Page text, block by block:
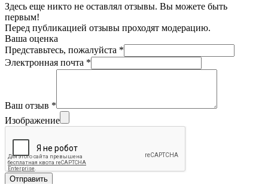
Здесь еще никто не оставлял отзывы. Вы можете быть
первым!
Перед публикацией отзывы проходят модерацию.
Ваша оценка
Представьтесь, пожалуйста *
Электронная почта *
Ваш отзыв *
Изображение
Отправить